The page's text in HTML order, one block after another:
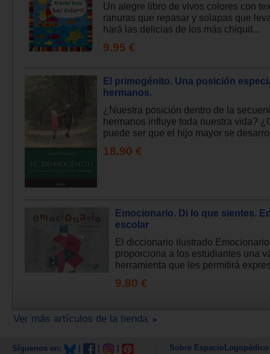
Un alegre libro de vivos colores con
ranuras que repasar y solapas que
hará las delicias de los más chiquit...
9.95 €
El primogénito. Una posición
hermanos.
¿Nuestra posición dentro de la
hermanos influye toda nuestra vida?
puede ser que el hijo mayor se
18.90 €
Emocionario. Di lo que sientes.
escolar
El diccionario ilustrado
proporciona a los estudiantes una
herramienta que les permitirá
9.80 €
Ver más artículos de la tienda
Síguenos en: Sobre EspacioLogopédico